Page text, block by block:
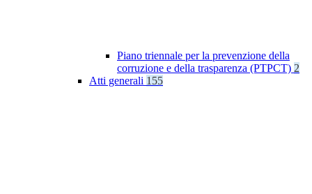
Piano triennale per la prevenzione della
corruzione e della trasparenza (PTPCT) 2
Atti generali 155